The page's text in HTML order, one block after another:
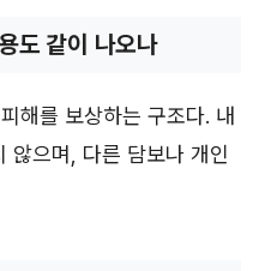
도 같이 나오나
해를 보상하는 구조다. 내
않으며, 다른 담보나 개인